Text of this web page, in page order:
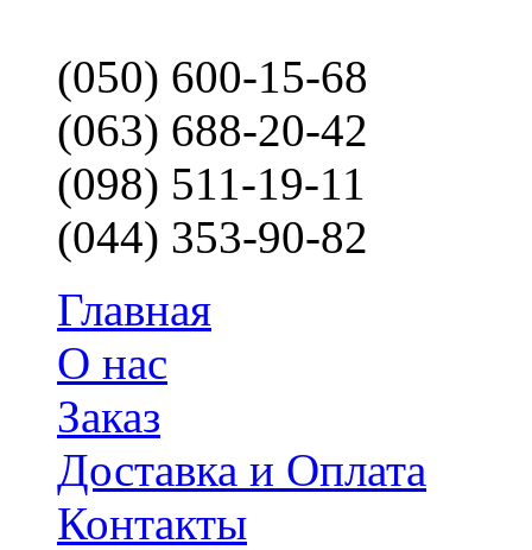
(050) 600-15-68
(063) 688-20-42
(098) 511-19-11
(044) 353-90-82
Главная
О нас
Заказ
Доставка и Оплата
Контакты